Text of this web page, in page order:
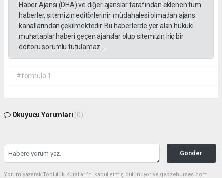
Haber Ajansı (DHA) ve diğer ajanslar tarafından eklenen tüm
haberler, sitemizin editörlerinin müdahalesi olmadan ajans
kanallarından çekilmektedir. Bu haberlerde yer alan hukuki
muhataplar haberi geçen ajanslar olup sitemizin hiç bir
editörü sorumlu tutulamaz...
#formula 1
Okuyucu Yorumları (0)
Gönder
Yorum yazarak Topluluk Kuralları’nı kabul etmiş bulunuyor ve gebzehurses.com